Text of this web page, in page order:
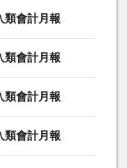
類會計月報
類會計月報
類會計月報
類會計月報